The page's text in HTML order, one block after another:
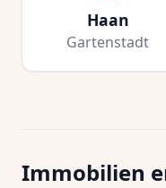
Haan
Gartenstadt
Immobilien